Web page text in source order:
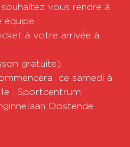
vous rendre à
équipe :
à votre arrivée à
gratuite).
ce samedi à
: Sportcentrum
Oostende